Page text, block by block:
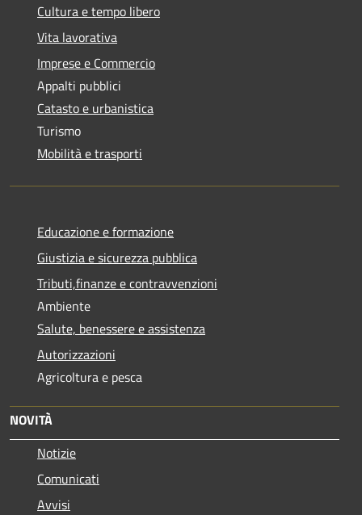
Cultura e tempo libero
Vita lavorativa
Imprese e Commercio
Appalti pubblici
Catasto e urbanistica
Turismo
Mobilità e trasporti
Educazione e formazione
Giustizia e sicurezza pubblica
Tributi,finanze e contravvenzioni
Ambiente
Salute, benessere e assistenza
Autorizzazioni
Agricoltura e pesca
NOVITÀ
Notizie
Comunicati
Avvisi